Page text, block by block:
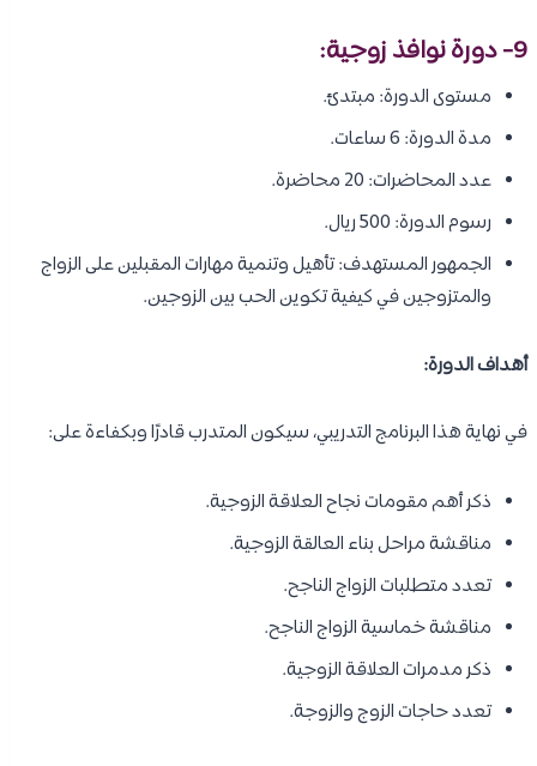
9- دورة نوافذ زوجية:
مستوى الدورة: مبتدئ.
مدة الدورة: 6 ساعات.
عدد المحاضرات: 20 محاضرة.
رسوم الدورة: 500 ريال.
الجمهور المستهدف: تأهيل وتنمية مهارات المقبلين على الزواج
والمتزوجين في كيفية تكوين الحب بين الزوجين.
أهداف الدورة:
في نهاية هذا البرنامج التدريبي، سيكون المتدرب قادرًا وبكفاءة على:
ذكر أهم مقومات نجاح العلاقة الزوجية.
مناقشة مراحل بناء العالقة الزوجية.
تعدد متطلبات الزواج الناجح.
مناقشة خماسية الزواج الناجح.
ذكر مدمرات العلاقة الزوجية.
تعدد حاجات الزوج والزوجة.